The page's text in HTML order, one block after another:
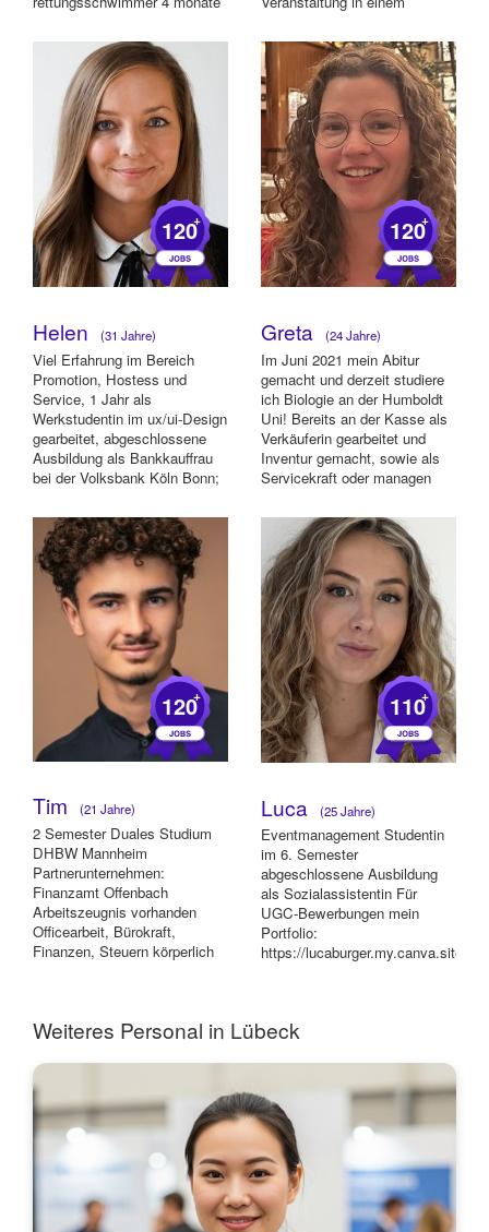
120+
Helen (31 Jahre)
Viel Erfahrung im Bereich
Promotion, Hostess und
Service, 1 Jahr als
Werkstudentin im ux/ui-Design
gearbeitet, abgeschlossene
Ausbildung als Bankkauffrau
bei der Volksbank Köln Bonn;
120+
Greta (24 Jahre)
Im Juni 2021 mein Abitur
gemacht und derzeit studiere
ich Biologie an der Humboldt
Uni! Bereits an der Kasse als
Verkäuferin gearbeitet und
Inventur gemacht, sowie als
Servicekraft oder managen
120+
Tim (21 Jahre)
2 Semester Duales Studium
DHBW Mannheim
Partnerunternehmen:
Finanzamt Offenbach
Arbeitszeugnis vorhanden
Officearbeit, Bürokraft,
Finanzen, Steuern körperlich
110+
Luca (25 Jahre)
Eventmanagement Studentin
im 6. Semester
abgeschlossene Ausbildung
als Sozialassistentin Für
UGC-Bewerbungen mein
Portfolio:
https://lucaburger.my.canva.site
Weiteres Personal in Lübeck